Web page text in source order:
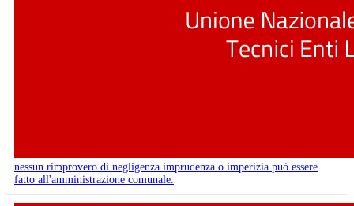
nessun rimprovero di negligenza imprudenza o imperizia può essere
fatto all'amministrazione comunale.